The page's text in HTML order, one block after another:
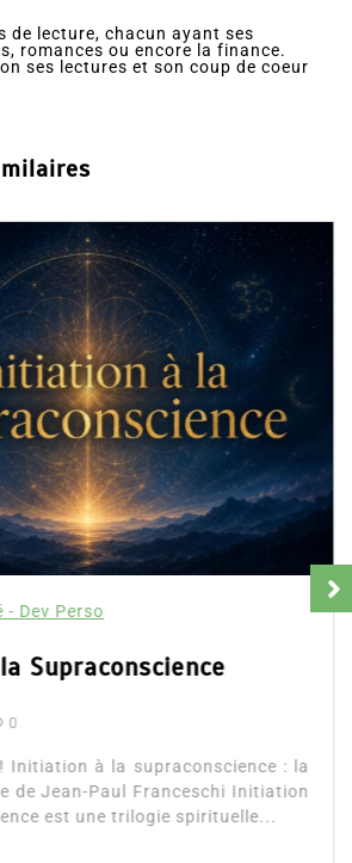
de lecture, chacun ayant ses
romances ou encore la finance.
ses lectures et son coup de coeur
Dev Perso
Supraconscience
0
Initiation à la supraconscience : la
est une trilogie spirituelle...